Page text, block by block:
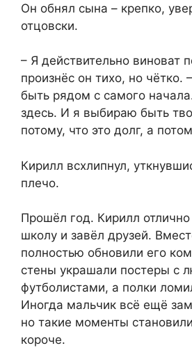
Он обнял сына – крепко,
отцовски.
– Я действительно виноват
произнёс он тихо, но
быть рядом с самого
здесь. И я выбираю быть
потому, что это долг, а
Кирилл всхлипнул,
плечо.
Прошёл год. Кирилл
школу и завёл друзей.
полностью обновили его
стены украшали постеры с
футболистами, а полки
Иногда мальчик всё ещё
но такие моменты
короче.